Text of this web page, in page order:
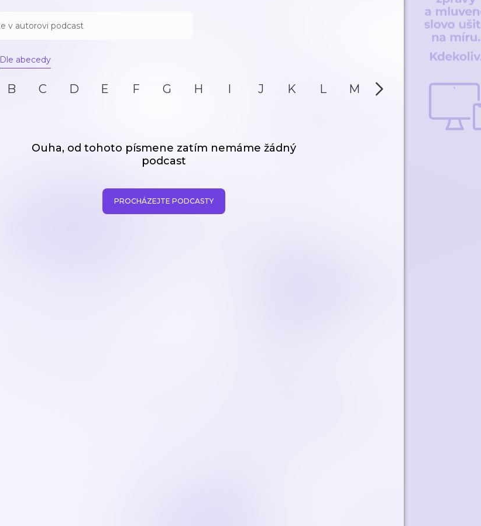
Dle abecedy
B C D E F G H I J K L M N P
Ouha, od tohoto písmene zatím nemáme žádný
podcast
PROCHÁZEJTE PODCASTY